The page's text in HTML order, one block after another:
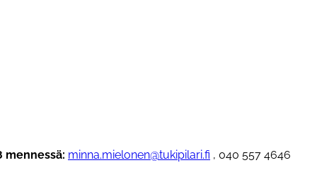
mennessä: minna.mielonen@tukipilari.fi , 040 557 4646